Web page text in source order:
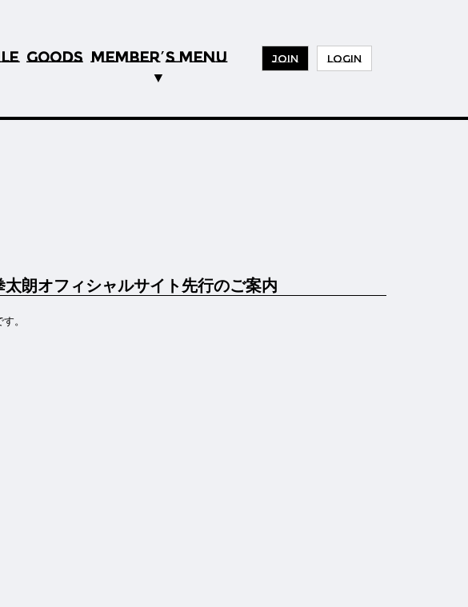
GOODS MEMBER’S MENU JOIN LOGIN
朗オフィシャルサイト先行のご案内
。